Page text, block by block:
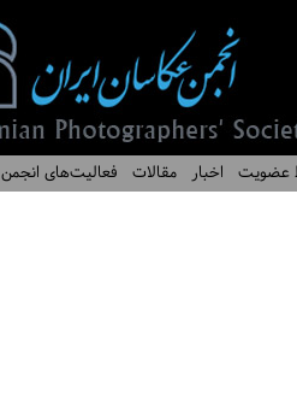
عضویت اخبار مقالات فعالیت‌های انجمن